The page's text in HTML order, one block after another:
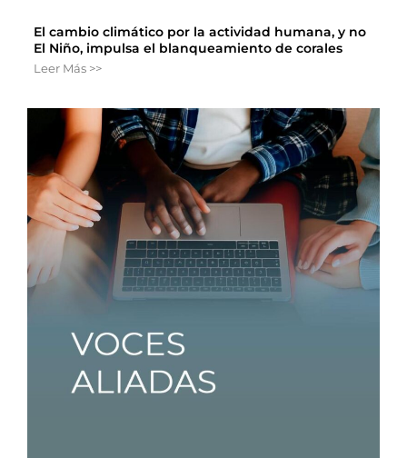
El cambio climático por la actividad humana, y no
El Niño, impulsa el blanqueamiento de corales
Leer Más >>